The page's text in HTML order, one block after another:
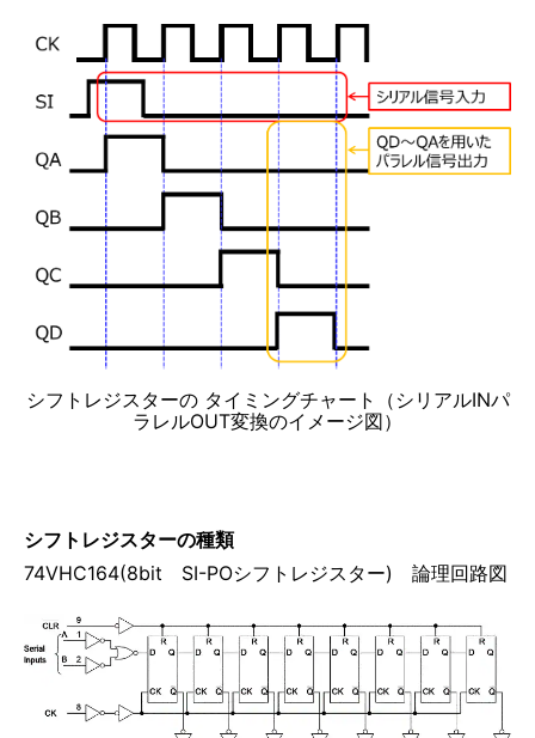
シフトレジスターの タイミングチャート（シリアルINパ
ラレルOUT変換のイメージ図）
シフトレジスターの種類
74VHC164(8bit SI-POシフトレジスター) 論理回路図